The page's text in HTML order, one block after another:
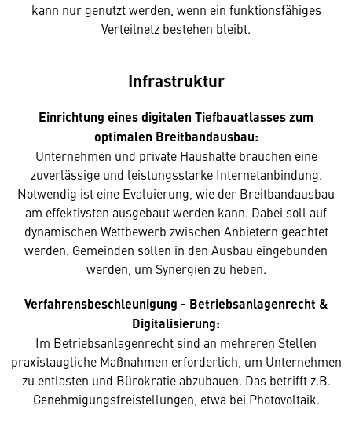
kann nur genutzt werden, wenn ein funktionsfähiges
Verteilnetz bestehen bleibt.
Infrastruktur
Einrichtung eines digitalen Tiefbauatlasses zum
optimalen Breitbandausbau:
Unternehmen und private Haushalte brauchen eine
zuverlässige und leistungsstarke Internetanbindung.
Notwendig ist eine Evaluierung, wie der Breitbandausbau
am effektivsten ausgebaut werden kann. Dabei soll auf
dynamischen Wettbewerb zwischen Anbietern geachtet
werden. Gemeinden sollen in den Ausbau eingebunden
werden, um Synergien zu heben.
Verfahrensbeschleunigung - Betriebsanlagenrecht &
Digitalisierung:
Im Betriebsanlagenrecht sind an mehreren Stellen
praxistaugliche Maßnahmen erforderlich, um Unternehmen
zu entlasten und Bürokratie abzubauen. Das betrifft z.B.
Genehmigungsfreistellungen, etwa bei Photovoltaik.